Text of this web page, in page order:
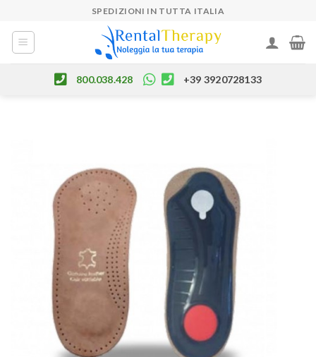
content
SPEDIZIONI IN TUTTA ITALIA
800.038.428 +39 3920728133